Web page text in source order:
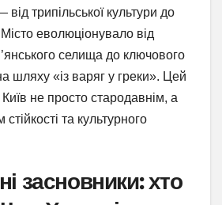
трипільської культури до
еволюціонувало від
селища до ключового
шляху «із варяг у греки». Цей
не просто стародавнім, а
та культурного
засновники: хто